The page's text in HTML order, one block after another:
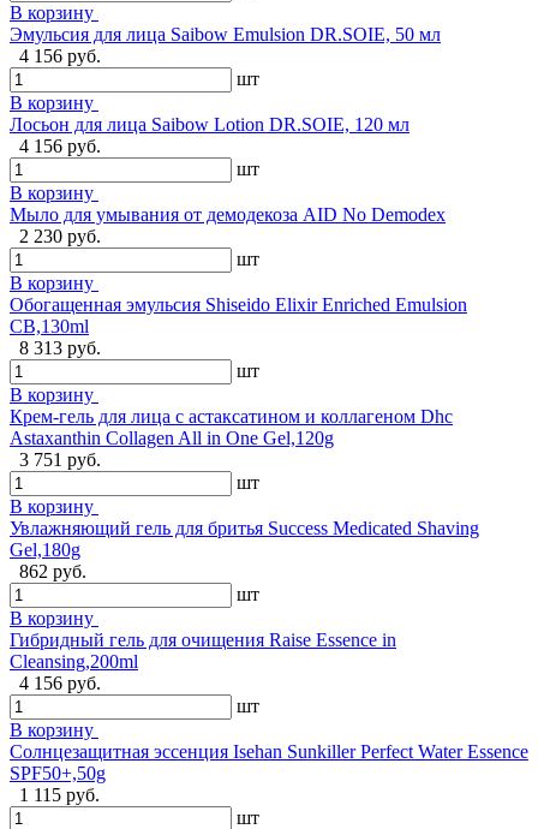
В корзину
Эмульсия для лица Saibow Emulsion DR.SOIE, 50 мл
4 156 руб.
шт
В корзину
Лосьон для лица Saibow Lotion DR.SOIE, 120 мл
4 156 руб.
шт
В корзину
Мыло для умывания от демодекоза AID No Demodex
2 230 руб.
шт
В корзину
Обогащенная эмульсия Shiseido Elixir Enriched Emulsion
CB,130ml
8 313 руб.
шт
В корзину
Крем-гель для лица с астаксатином и коллагеном Dhc
Astaxanthin Collagen All in One Gel,120g
3 751 руб.
шт
В корзину
Увлажняющий гель для бритья Success Medicated Shaving
Gel,180g
862 руб.
шт
В корзину
Гибридный гель для очищения Raise Essence in
Cleansing,200ml
4 156 руб.
шт
В корзину
Солнцезащитная эссенция Isehan Sunkiller Perfect Water Essence
SPF50+,50g
1 115 руб.
шт